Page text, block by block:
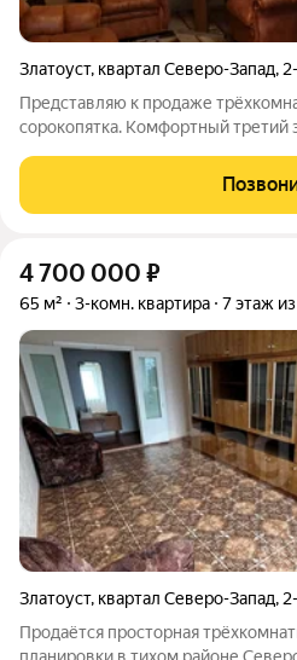
Златоуст, квартал Северо-Запад,
Представляю к продаже
сорокопятка. Комфортный
коридоре и на кухне подвесной,
и балкон застеклены
4 700 000 ₽
65 м² 3-комн. квартира 7 этаж из
Златоуст, квартал Северо-Запад,
Продаётся просторная